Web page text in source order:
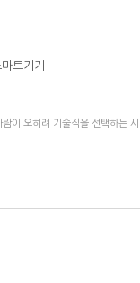
트기기
이 오히려 기술직을 선택하는 시